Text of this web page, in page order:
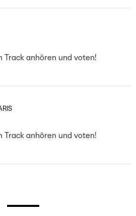
Track anhören und voten!
Track anhören und voten!